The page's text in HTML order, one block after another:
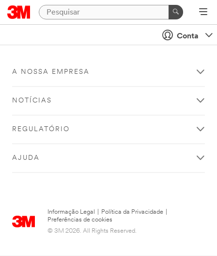
Conta
A NOSSA EMPRESA
NOTÍCIAS
REGULATÓRIO
AJUDA
Informação Legal Política da Privacidade
Preferências de cookies
© 3M 2026. All Rights Reserved.